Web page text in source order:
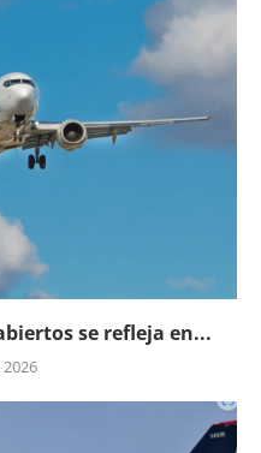
se refleja en...